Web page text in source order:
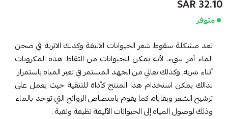
32.10 SAR
متوفر
تعد مشكلة سقوط شعر الحيوانات الاليفة وكذلك الاتربة في صحن
الماء أمر سيء، لأنه يمكن للحيوانات من التقاط هذه المكروبات
أثناء شربة, وكذلك نعاني من الجهد المستمر في تغير المياه باستمرار
لذالك يمكن استخدام هذا المنتج كأداة للتنقية حيث يعمل على
ترشيح الشعر وبقاياه، كما يقوم بامتصاص الروائح التي توجد بالماء
وذلك لوصول المياه إلى الحيوانات الأليفة نظيفة ونقية .